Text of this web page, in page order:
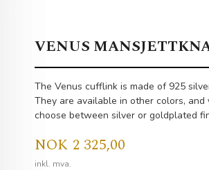
VENUS
The Venus cufflink is made of 925
They are available in other colors, and
choose between silver or goldplated
Pris
NOK 2 325,00
inkl. mva.